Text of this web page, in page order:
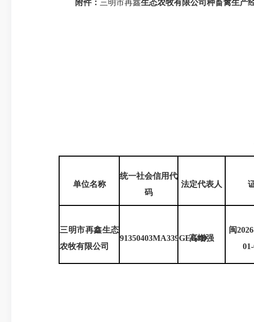
附件： 三明市再鑫生态农牧有限公司 种畜禽生产
单位名称
统一社会信用代
码
法定代表人
三明市再鑫生态
农牧有限公司
91350403MA339GEG8D
高增强
闽